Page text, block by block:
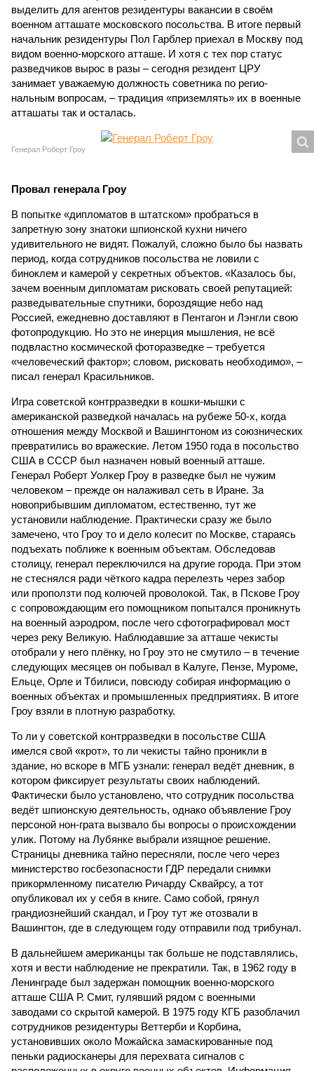
выделить для агентов резидентуры вакансии в своём
военном атташате московского посольства. В итоге первый
начальник резидентуры Пол Гарблер приехал в Москву под
видом военно-морского атташе. И хотя с тех пор статус
разведчиков вырос в разы – сегодня резидент ЦРУ
занимает уважаемую должность советника по регио­
нальным вопросам, – традиция «приземлять» их в военные
атташаты так и осталась.
Генерал Роберт Гроу
Провал генерала Гроу
В попытке «дипломатов в штатском» пробраться в
запретную зону знатоки шпионской кухни ничего
удивительного не видят. Пожалуй, сложно было бы назвать
период, когда сотрудников посольства не ловили с
биноклем и камерой у секретных объектов. «Казалось бы,
зачем военным дипломатам рисковать своей репутацией:
разведывательные спутники, бороздящие небо над
Россией, ежедневно доставляют в Пентагон и Лэнгли свою
фотопродукцию. Но это не инерция мышления, не всё
подвластно космической фоторазведке – требуется
«человеческий фактор»; словом, рисковать необходимо», –
писал генерал Красильников.
Игра советской контрразведки в кошки-мышки с
американской разведкой началась на рубеже 50-х, когда
отношения между Москвой и Вашингтоном из союзнических
превратились во вражеские. Летом 1950 года в посольство
США в СССР был назначен новый военный атташе.
Генерал Роберт Уолкер Гроу в разведке был не чужим
человеком – прежде он налаживал сеть в Иране. За
новоприбывшим дипломатом, естественно, тут же
установили наблюдение. Практически сразу же было
замечено, что Гроу то и дело колесит по Мос­кве, стараясь
подъехать поближе к военным объектам. Обследовав
столицу, генерал переключился на другие города. При этом
не стеснялся ради чёткого кадра перелезть через забор
или проползти под колючей проволокой. Так, в Пскове Гроу
с сопровождающим его помощником попытался проникнуть
на военный аэродром, после чего сфотографировал мост
через реку Великую. Наблюдавшие за атташе чекисты
отобрали у него плёнку, но Гроу это не смутило – в течение
следующих месяцев он побывал в Калуге, Пензе, Муроме,
Ельце, Орле и Тбилиси, повсюду собирая информацию о
военных объектах и промышленных предприятиях. В итоге
Гроу взяли в плотную разработку.
То ли у советской контрразведки в посольстве США
имелся свой «крот», то ли чекисты тайно проникли в
здание, но вскоре в МГБ узнали: генерал ведёт дневник, в
котором фиксирует результаты своих наблюдений.
Фактически было установлено, что сотрудник посольства
ведёт шпионскую деятельность, однако объявление Гроу
персоной нон-грата вызвало бы вопросы о происхождении
улик. Потому на Лубянке выбрали изящное решение.
Страницы дневника тайно пересняли, после чего через
министерство госбезопасности ГДР передали снимки
прикормленному писателю Ричарду Сквайрсу, а тот
опубликовал их у себя в книге. Само собой, грянул
грандиознейший скандал, и Гроу тут же отозвали в
Вашингтон, где в следующем году отправили под трибунал.
В дальнейшем американцы так больше не подставлялись,
хотя и вести наблюдение не прекратили. Так, в 1962 году в
Ленинграде был задержан помощник военно-морского
атташе США Р. Смит, гулявший рядом с военными
заводами со скрытой камерой. В 1975 году КГБ разоблачил
сотрудников резидентуры Веттерби и Корбина,
установивших около Можайска замаскированные под
пеньки радиосканеры для перехвата сигналов с